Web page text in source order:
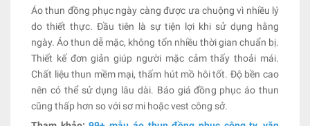
Áo thun đồng phục ngày càng được ưa chuộng vì nhiều lý
do thiết thực. Đầu tiên là sự tiện lợi khi sử dụng hằng
ngày. Áo thun dễ mặc, không tốn nhiều thời gian chuẩn bị.
Thiết kế đơn giản giúp người mặc cảm thấy thoải mái.
Chất liệu thun mềm mại, thấm hút mồ hôi tốt. Độ bền cao
nên có thể sử dụng lâu dài. Báo giá đồng phục áo thun
cũng thấp hơn so với sơ mi hoặc vest công sở.